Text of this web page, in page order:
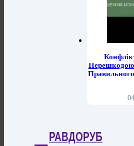
Перешкодою
РАВДОРУБ